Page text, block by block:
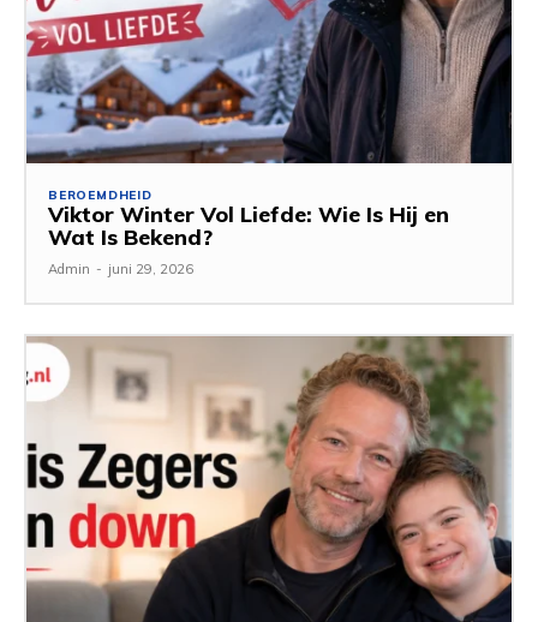
BEROEMDHEID
Viktor Winter Vol Liefde: Wie Is Hij en
Wat Is Bekend?
Admin - juni 29, 2026